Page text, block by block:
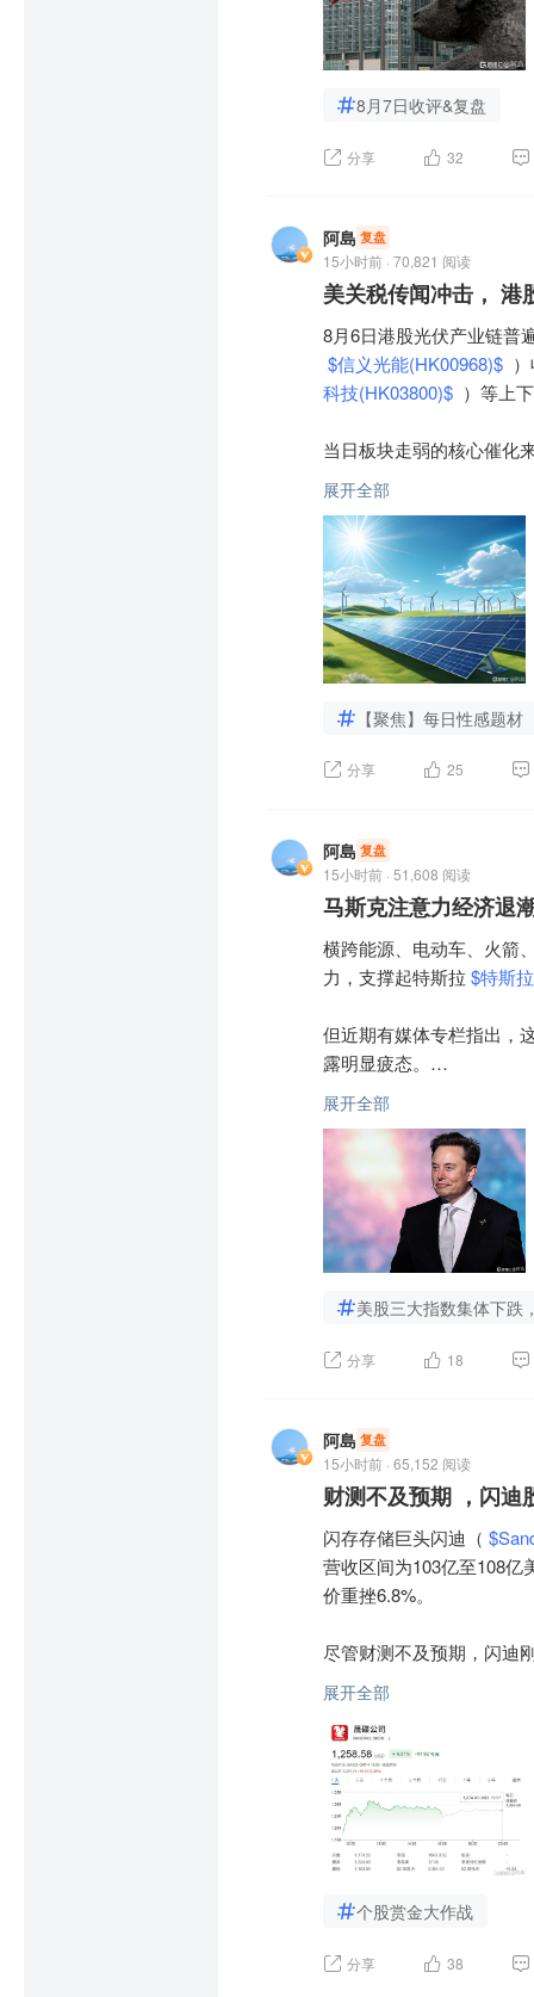
厂商：OpenAI等。
数据
身智能天然缺乏机器人轨
标的关键，从国常会的政
量完成，“两重”和“六张
【大行报告精选】国海证
存，供给弹性几乎为零的
虑到制冷剂行业景气上行
制冷剂行业“推荐”评级。
国海证券主要观点如下：
全球供给锁定，配额成为
海外：全球已有163个国
家正处于2024-2026年基
中国：2024年起我国三
总量为18.53亿tCO2，内
此同时，行业经过两年多
零的局面或已确立。
三代制冷剂内外共振，全
量为26698万台，同比
外需方面，北美、欧洲作
期，出口需求有望持续提
此前被压制的订单有望集
供需缺口持续扩大，制冷
在供给刚性、需求稳步增
026年8月3日，R32市场
8%;R134a市场均价6.4万
为-0.95、-1.20、-1.46万
景气向全产业链扩散，含
含氟高分子材料由含氟原
景气向全产业链扩散，
在AI算力、半导体国产化
瑞银认为AI服务器需求仍
esearch分析师指出，当
摩根士丹利则提示行业
因供不应求持续涨价。
摩根大通报告指出，科技
场最危险的阶段或许正在
整体来看，存储行业短
持续性、终端需求承接能
AI应用股多数上涨，智谱
拿森科技 $拿森科技
手100股，所得款项净额
招股书显示，拿森科技开
根据灼识咨询的资料，公
商业化运营的企业；最早
国企业及—以2025年线控
太平洋航运 $太平洋航运
元。
消息面上，8月6日，太平
息每股15.5港仙。
公告称，于2026年上半
集团的小灵便型及超灵便
场指数分别高出1950美元
于货运市场基准的纪录。
个重要门槛——企业盈利
股真正跨过盈利改善和美
值修复。
8月7日收评&复盘
分享 32
阿島 复盘
15小时前 · 70,821 阅读
美关税传闻冲击， 港
8月6日港股光伏产业链普
$信义光能(HK00968)$
科技(HK03800)$ ）等上
当日板块走弱的核心催化
力，多重因素共振引发资
市场消息显示，特朗普
格，相关措施最早将于周
由于国内硅料、组件龙头
订单盈利空间，市场担忧
标的受情绪冲击最为明显
除短期海外政策冲击外
场预期。
际需求仅为现有产能的一
去库阶段。
目前产业链主链各环节盈
优化，通过价格反弹逐步
当前资本市场对光伏板块
乐观派认为全球碳中和长
减产将逐步收缩有效供给
反转后盈利弹性充足。
谨慎派则认为，若美国关
环节产品价格将持续低
仍将在一段时间内主导板
展开全部
【聚焦】每日性感题材
分享 25
阿島 复盘
15小时前 · 51,608 阅读
马斯克注意力经济退
横跨能源、电动车、火箭
力，支撑起特斯拉 $特斯
但近期有媒体专栏指出，
露明显疲态。
马斯克近期密集曝光，接
未来与太空经济，在社群
明显减弱。
他的影响力本建立在实打
本、拓展卫星网络覆盖，
当前特斯拉超1万亿美元
扩大的亏损。
足见马斯克的个人号召力
自6月中旬SpaceX股价触
马斯克接连抛出远超市场
9或2030年，而市场对
他还构想用机器人在月
越人类，2036年“金钱将
这类不断膨胀的愿景，让
特斯拉过往的诸多“颠覆
如今马斯克被迫踏上不断
成为可被外界直接验证的
展开全部
美股三大指数集体下跌
分享 18
阿島 复盘
15小时前 · 65,152 阅读
财测不及预期 ，闪迪
闪存存储巨头闪迪（
营收区间为103亿至108亿
价重挫6.8%。
尽管财测不及预期，闪迪
街预期的86.4亿美元，营
公司毛利率创下84.6%的
对于2027年全年，公司
美元，略低于市场预期的
闪迪管理层透露，当前
性约束仍将支撑存储产品
约最长可达5年，平均合
展开全部
个股赏金大作战
分享 38